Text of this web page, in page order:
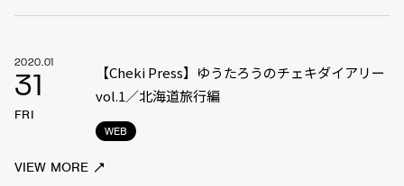
2020.01
31
FRI
WEB
【Cheki Press】ゆうたろうのチェキダイアリー
vol.1／北海道旅行編
VIEW MORE